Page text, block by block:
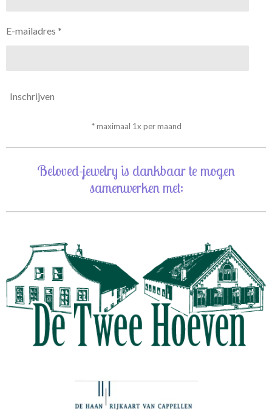
E-mailadres *
Inschrijven
* maximaal 1x per maand
Beloved-jewelry is dankbaar te mogen
samenwerken met: